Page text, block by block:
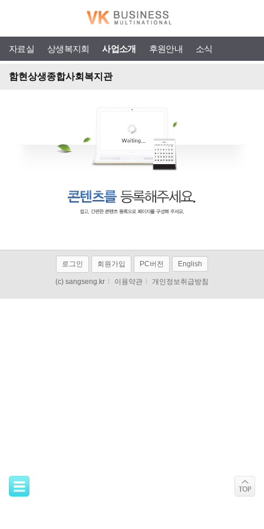
자료실 상생복지회 사업소개 후원안내 소식
함현상생종합사회복지관
로그인 회원가입 PC버전 English
(c) sangseng.kr 이용약관 개인정보취급방침